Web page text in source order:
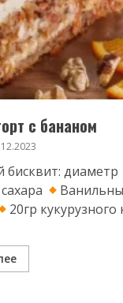
с бананом
бисквит: диаметр
20гр